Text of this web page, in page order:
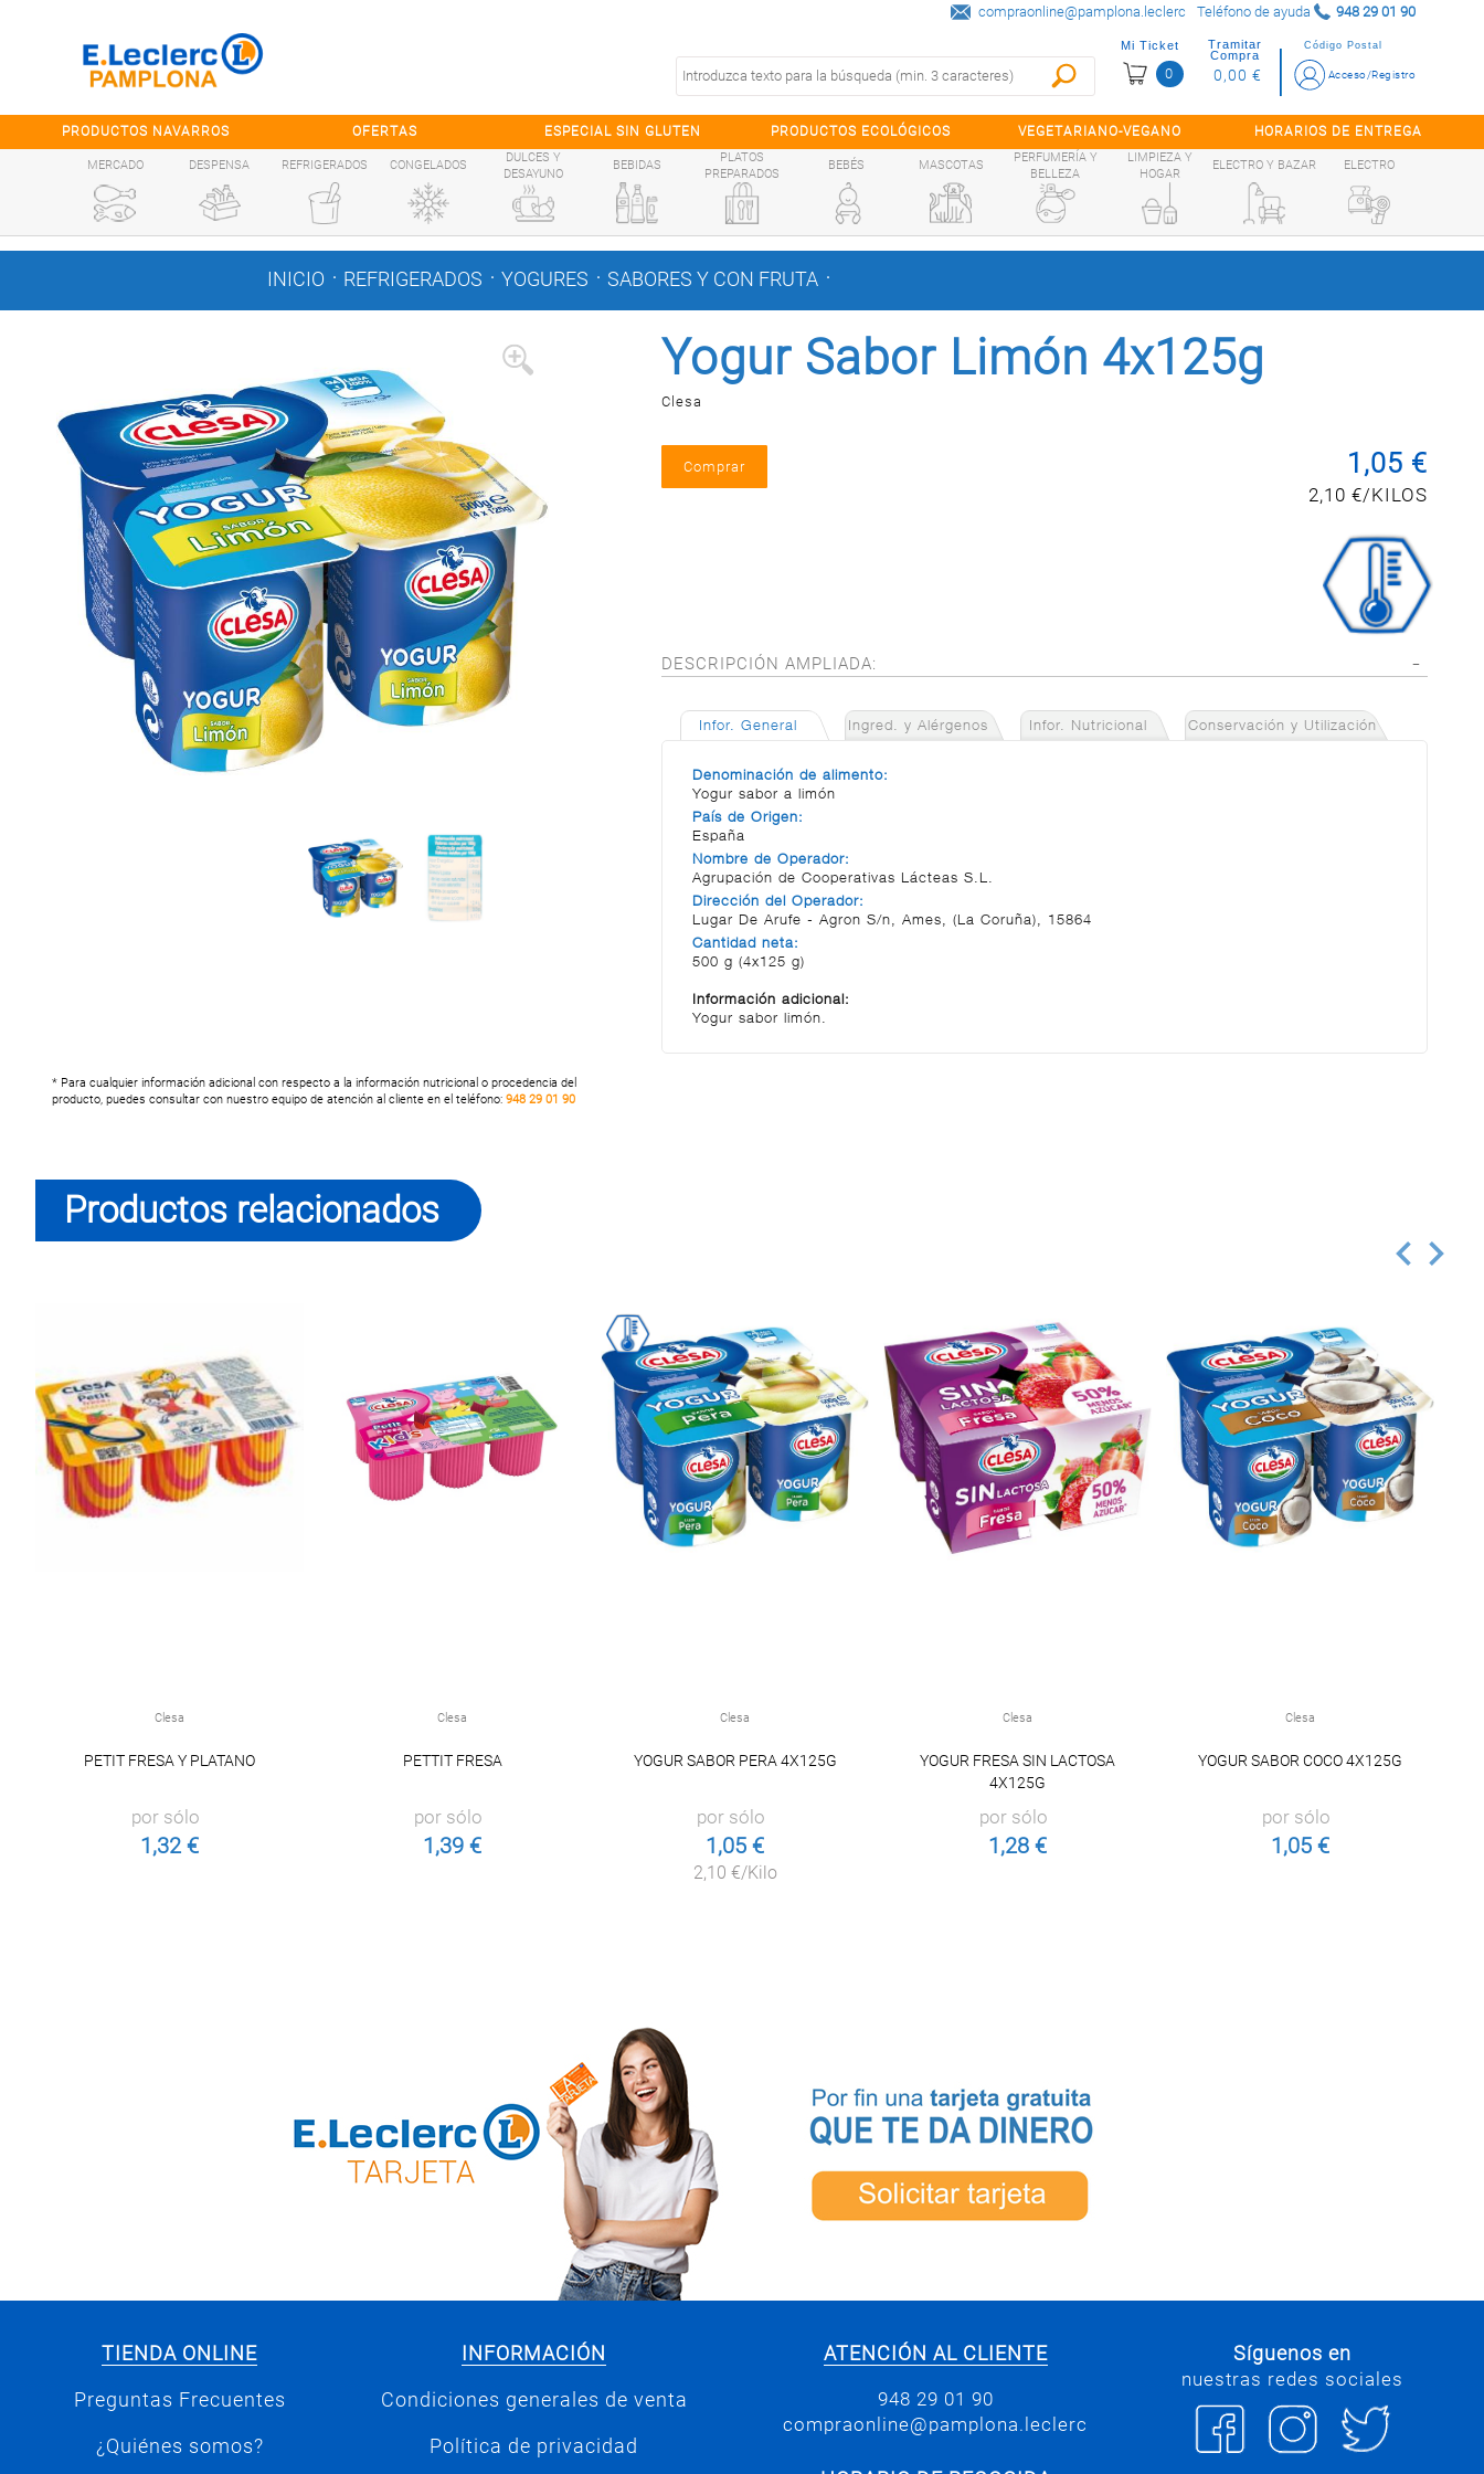
Teléfono de ayuda 948 29 01 90
compraonline@pamplona.leclerc
Código Postal
Acceso/Registro
Mi Ticket
0
Tramitar
Compra
0,00 €
PRODUCTOS NAVARROS OFERTAS ESPECIAL SIN GLUTEN PRODUCTOS ECOLÓGICOS VEGETARIANO-VEGANO HORARIOS DE ENTREGA
MERCADO DESPENSA REFRIGERADOS CONGELADOS
DULCES Y
DESAYUNO
BEBIDAS
PLATOS
PREPARADOS
BEBÉS MASCOTAS
PERFUMERÍA Y
BELLEZA
LIMPIEZA Y
HOGAR
ELECTRO Y BAZAR ELECTRO
INICIO . REFRIGERADOS . YOGURES . SABORES Y CON FRUTA .
Yogur Sabor Limón 4x125g
Clesa
1,05 €
2,10 €/KILOS
DESCRIPCIÓN AMPLIADA:
Infor. General Ingred. y Alérgenos Infor. Nutricional Conservación y Utilización
Denominación de alimento:
Yogur sabor a limón
País de Origen:
España
Nombre de Operador:
Agrupación de Cooperativas Lácteas S.L.
Dirección del Operador:
Lugar De Arufe - Agron S/n, Ames, (La Coruña), 15864
Cantidad neta:
500 g (4x125 g)
Información adicional:
Yogur sabor limón.
* Para cualquier información adicional con respecto a la información nutricional o procedencia del
producto, puedes consultar con nuestro equipo de atención al cliente en el teléfono: 948 29 01 90
Productos relacionados
Clesa
PETIT FRESA Y PLATANO
por sólo
1,32 €
Clesa
PETTIT FRESA
por sólo
1,39 €
Clesa
YOGUR SABOR PERA 4X125G
por sólo
1,05 €
2,10 €/Kilo
Clesa
YOGUR FRESA SIN LACTOSA
4X125G
por sólo
1,28 €
Clesa
YOGUR SABOR COCO 4X125G
por sólo
1,05 €
TIENDA ONLINE
Preguntas Frecuentes
¿Quiénes somos?
INFORMACIÓN
Condiciones generales de venta
Política de privacidad
ATENCIÓN AL CLIENTE
948 29 01 90
compraonline@pamplona.leclerc
Síguenos en
nuestras redes sociales